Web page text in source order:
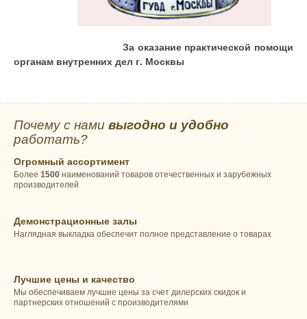
За оказание практической помощи
органам внутренних дел г. Москвы
Почему с нами выгодно и удобно
работать?
Огромный ассортимент
Более 1500 наименований товаров отечественных и зарубежных
производителей
Демонстрационные залы
Наглядная выкладка обеспечит полное представление о товарах
Лучшие цены и качество
Мы обеспечиваем лучшие цены за счет дилерских скидок и
партнерских отношений с производителями